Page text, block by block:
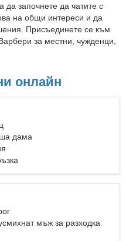
да започнете да чатите с
на общи интереси и да
Присъединете се към
за местни, чужденци,
онлайн
дама
мъж за разходка